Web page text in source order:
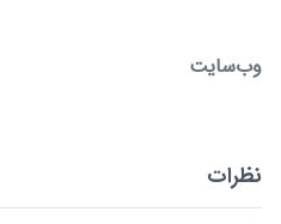
وب‌سایت
نظرات